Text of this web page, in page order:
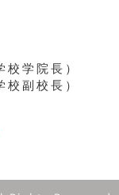
学院長）
副校長）